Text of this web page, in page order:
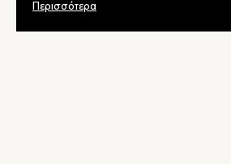
Περισσότερα